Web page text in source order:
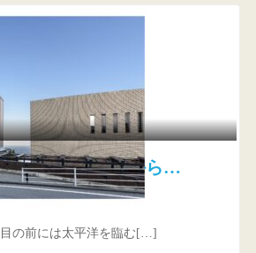
え 鎌倉時代から…
1
の前には太平洋を臨む[…]